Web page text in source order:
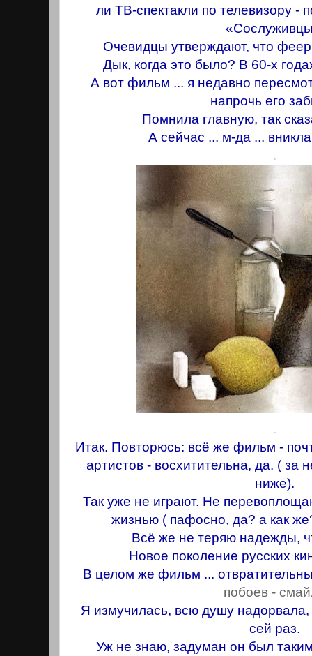
ли ТВ-спектакли по телевизору -
Очевидцы утверждают, что
Дык, когда это было? В 60-х
А вот фильм ... я недавно
напрочь его
Помнила главную, так
А сейчас ... м-да ...
.
.
Итак. Повторюсь: всё же фильм -
артистов - восхитительна, да. ( за
ниже).
Так уже не играют. Не
жизнью ( пафосно, да? а как
Всё же не теряю надежды,
Новое поколение русских
В целом же фильм ...
побоев -
Я измучилась, всю душу надорвала,
сей раз.
Уж не знаю, задуман он был